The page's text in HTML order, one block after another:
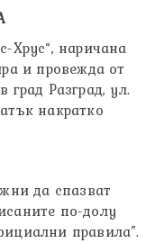
Хрус“, наричана
и провежда от
Разград, ул.
накратко
да спазват
по-долу
правила”.